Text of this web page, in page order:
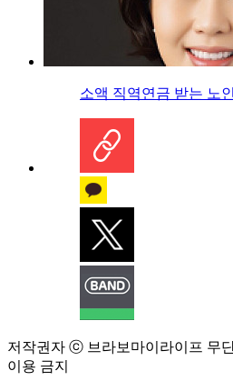
소액 직역연금 받는 노
저작권자 ⓒ 브라보마이라이프 무
이용 금지